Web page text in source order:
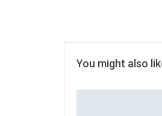
You might also